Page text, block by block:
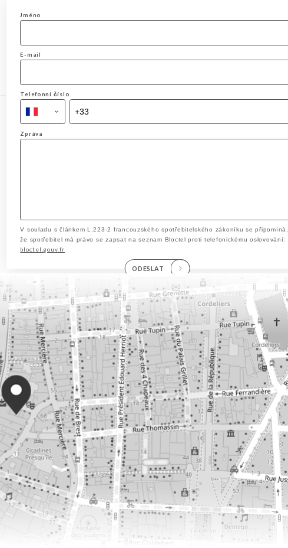
Jméno
E-mail
Telefonní číslo
Zpráva
V souladu s článkem L.223-2 francouzského spotřebitelského zákoníku se připomíná,
že spotřebitel má právo se zapsat na seznam Bloctel proti telefonickému oslovování:
bloctel.gouv.fr
ODESLAT